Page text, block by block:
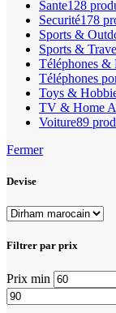
Sante128
Securité178
Sports &
Sports &
Téléphones &
Téléphones
Toys &
TV & Home
Voiture89
Fermer
Devise
Filtrer par prix
Prix min